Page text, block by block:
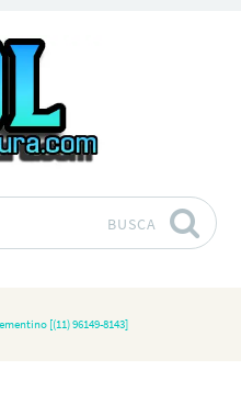
BUSCA
[(11) 96149-8143]